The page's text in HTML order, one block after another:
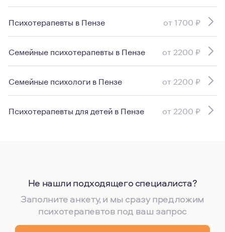
Психотерапевты в Пензе от 1700 ₽
Семейные психотерапевты в Пензе от 2200 ₽
Семейные психологи в Пензе от 2200 ₽
Психотерапевты для детей в Пензе от 2200 ₽
Не нашли подходящего специалиста?
Заполните анкету, и мы сразу предложим
психотерапевтов под ваш запрос